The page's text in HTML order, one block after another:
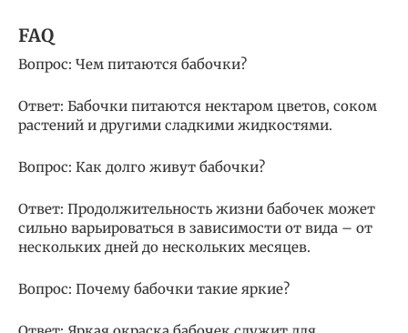
FAQ
Вопрос: Чем питаются бабочки?
Ответ: Бабочки питаются нектаром цветов, соком
растений и другими сладкими жидкостями.
Вопрос: Как долго живут бабочки?
Ответ: Продолжительность жизни бабочек может
сильно варьироваться в зависимости от вида – от
нескольких дней до нескольких месяцев.
Вопрос: Почему бабочки такие яркие?